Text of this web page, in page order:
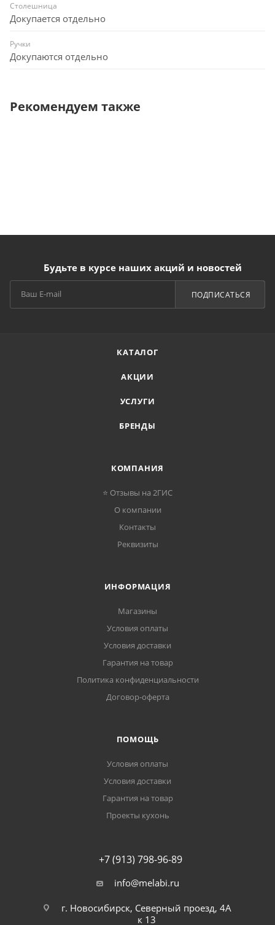
Столешница
Докупается отдельно
Ручки
Докупаются отдельно
Рекомендуем также
Будьте в курсе наших акций и новостей
ПОДПИСАТЬСЯ
КАТАЛОГ
АКЦИИ
УСЛУГИ
БРЕНДЫ
КОМПАНИЯ
⭐ Отзывы на 2ГИС
О компании
Контакты
Реквизиты
ИНФОРМАЦИЯ
Магазины
Условия оплаты
Условия доставки
Гарантия на товар
Политика конфиденциальности
Договор-оферта
ПОМОЩЬ
Условия оплаты
Условия доставки
Гарантия на товар
Проекты кухонь
+7 (913) 798-96-89
info@melabi.ru
г. Новосибирск, Северный проезд, 4А
к 13